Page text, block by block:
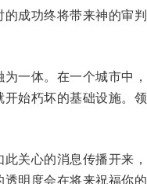
成功终将带来神的审判
一体。在一个城市中，
始朽坏的基础设施。领
关心的消息传播开来，
明度会在将来祝福你的